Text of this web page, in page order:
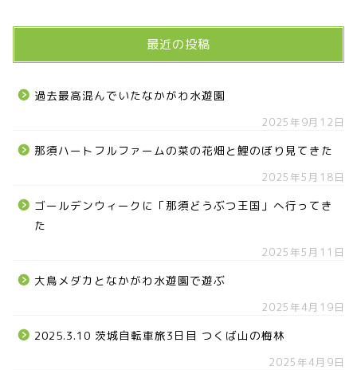
最近の投稿
過去最高混んでいたなかがわ水遊園
2025年9月12日
那須ハートフルファームの菜の花畑と鯉のぼり見てきた
2025年5月18日
ゴールデンウィークに「那須どうぶつ王国」へ行ってき
た
2025年5月11日
大鳥メダカとなかがわ水遊園で遊ぶ
2025年4月19日
2025.3.10 茨城自転車旅3日目 つくば山の梅林
2025年4月9日